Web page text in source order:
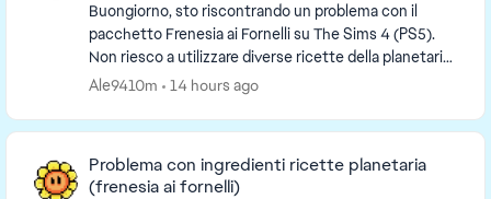
Buongiorno, sto riscontrando un problema con il
pacchetto Frenesia ai Fornelli su The Sims 4 (PS5).
Non riesco a utilizzare diverse ricette della planetaria,
Ale9410m 14 hours ago
Problema con ingredienti ricette planetaria
(frenesia ai fornelli)